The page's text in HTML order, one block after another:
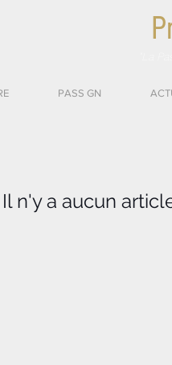
PASS GN
Il n'y a aucun